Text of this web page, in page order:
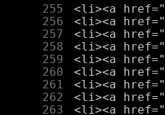
    255
    256
    257
    258
    259
    260
    261
    262
    263